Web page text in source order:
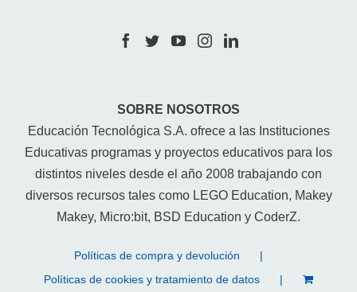
SOBRE NOSOTROS
Educación Tecnológica S.A. ofrece a las Instituciones
Educativas programas y proyectos educativos para los
distintos niveles desde el año 2008 trabajando con
diversos recursos tales como LEGO Education, Makey
Makey, Micro:bit, BSD Education y CoderZ.
Políticas de compra y devolución
Políticas de cookies y tratamiento de datos